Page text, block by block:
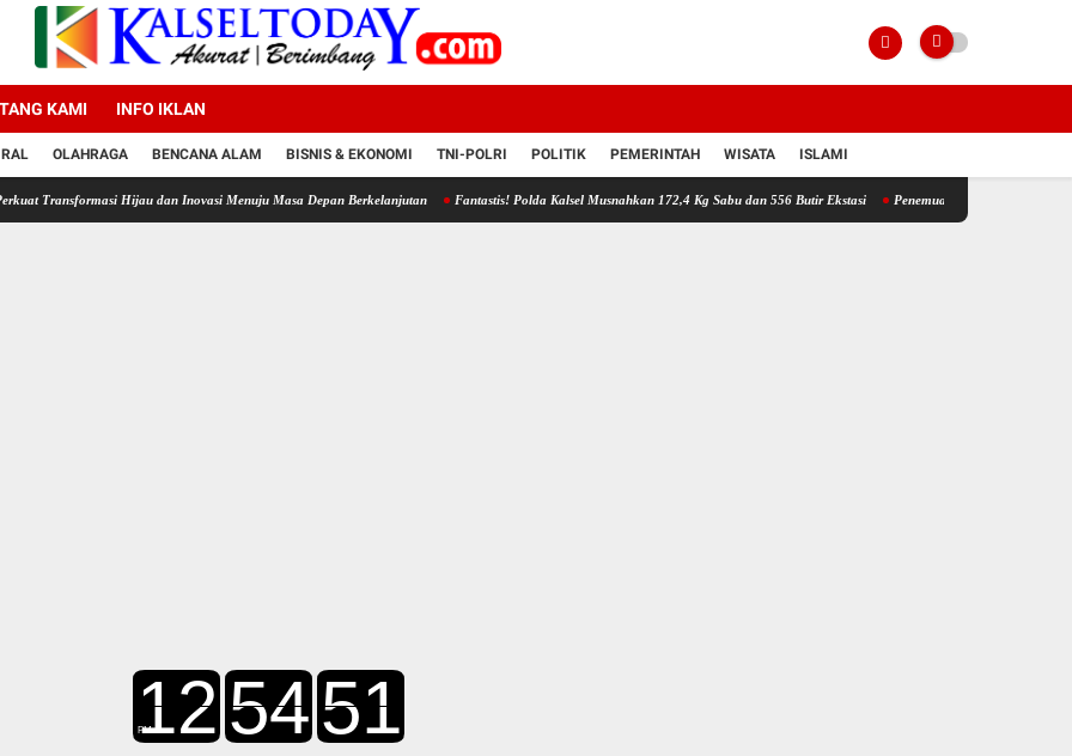
KAMI INFO IKLAN
OLAHRAGA BENCANA ALAM BISNIS & EKONOMI TNI-POLRI POLITIK PEMERINTAH WISATA ISLAMI
Hijau dan Inovasi Menuju Masa Depan Berkelanjutan Fantastis! Polda Kalsel Musnahkan 172,4 Kg Sabu dan 556 Butir Ekstasi Penemuan Jenazah Bayi Laki-laki